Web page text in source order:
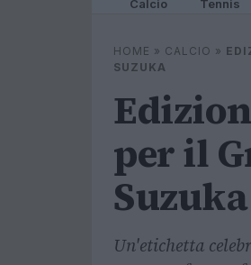
Calcio Tennis
HOME » CALCIO »
SUZUKA
per il
Suzuka
Un'etichetta